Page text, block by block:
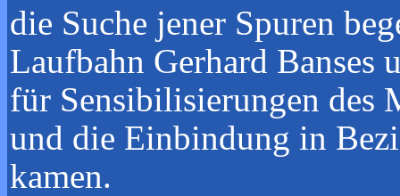
die Suche jener Spuren
Laufbahn Gerhard
für Sensibilisierungen des
und die Einbindung in
kamen.